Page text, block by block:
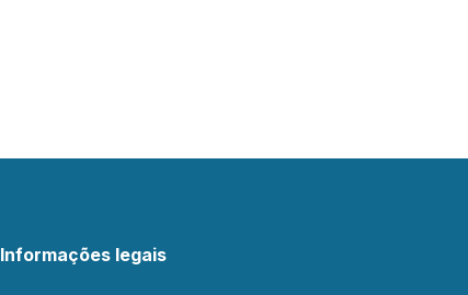
Informações legais